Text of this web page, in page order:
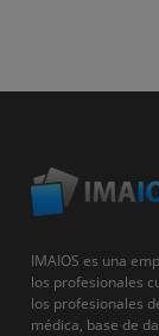
IMAIOS es una
los profesionales
los profesionales
médica, base de